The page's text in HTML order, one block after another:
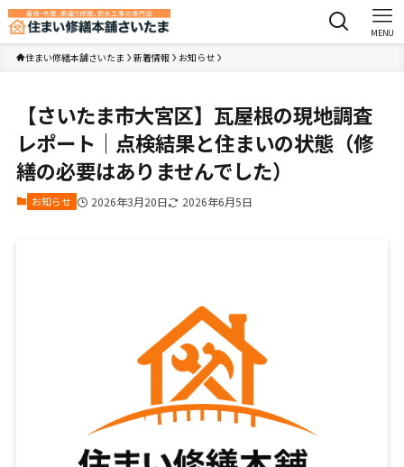
MENU
住まい修繕本舗さいたま 新着情報 お知らせ
【さいたま市大宮区】瓦屋根の現地調査
レポート｜点検結果と住まいの状態（修
繕の必要はありませんでした）
お知らせ 2026年3月20日 2026年6月5日